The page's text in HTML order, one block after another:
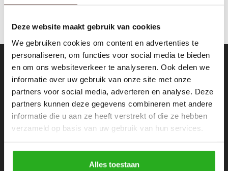
Deze website maakt gebruik van cookies
We gebruiken cookies om content en advertenties te
personaliseren, om functies voor social media te bieden
en om ons websiteverkeer te analyseren. Ook delen we
informatie over uw gebruik van onze site met onze
partners voor social media, adverteren en analyse. Deze
partners kunnen deze gegevens combineren met andere
informatie die u aan ze heeft verstrekt of die ze hebben
verzameld op basis van uw gebruik van hun services.
Alles toestaan
T-shirts
Accessoires
Rokken
Tassen
Tops
Jumpsuites
Hoodies
Joggers
Pullovers
Schoenen
Accessoires
Underwear
Jassen
Tracksuits
Nieuwsbrief
Ontvang de laatste updates, nieuws en aanbiedingen via email
Volg ons